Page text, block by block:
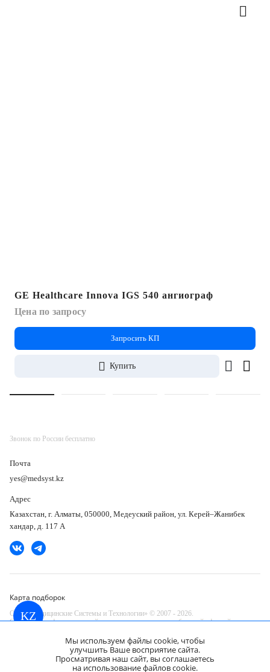
KZ
GE Healthcare Optima IGS 320 ангиограф
GE Healthcare Innova IGS 540 ангиограф
Цена по запросу
Запросить КП
Купить
Звонок по России бесплатно
Почта
yes@medsyst.kz
Адрес
Казахстан, г. Алматы, 050000, Медеуский район, ул. Керей–Жанибек
хандар, д. 117 А
Карта подборок
ООО «Медицинские Системы и Технологии» © 2007 - 2026.
Сайт носит информационный характер и не является публичной офертой.
Разработано в компании — dev
Мы используем файлы cookie, чтобы
улучшить Ваше восприятие сайта.
Просматривая наш сайт, вы соглашаетесь
на использование файлов cookie.